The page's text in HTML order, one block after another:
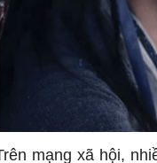
mạng xã hội,